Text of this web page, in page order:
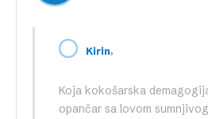
Kirin,
Koja kokošarska
opančar sa lovom